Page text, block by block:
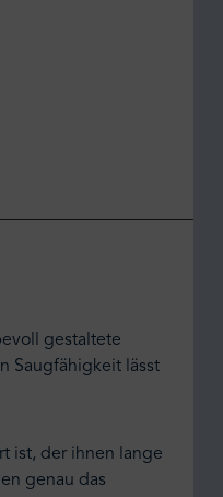
gestaltete
Saugfähigkeit lässt
ist, der ihnen lange
genau das